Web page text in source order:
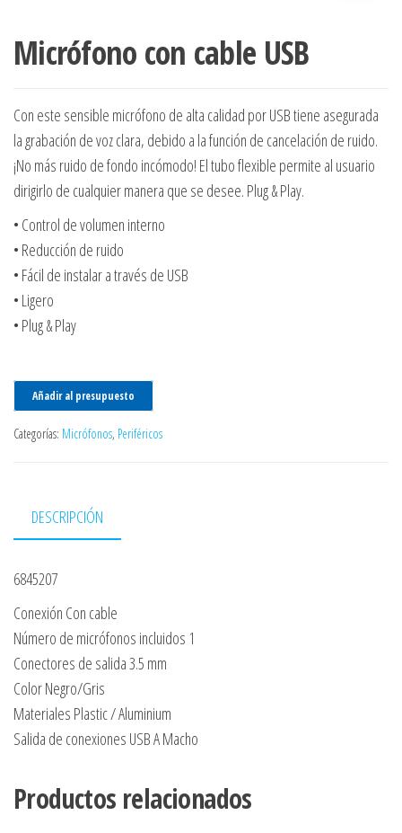
Micrófono con cable USB
Con este sensible micrófono de alta calidad por USB tiene asegurada
la grabación de voz clara, debido a la función de cancelación de ruido.
¡No más ruido de fondo incómodo! El tubo flexible permite al usuario
dirigirlo de cualquier manera que se desee. Plug & Play.
• Control de volumen interno
• Reducción de ruido
• Fácil de instalar a través de USB
• Ligero
• Plug & Play
Añadir al presupuesto
Categorías: Micrófonos, Periféricos
DESCRIPCIÓN
6845207
Conexión Con cable
Número de micrófonos incluidos 1
Conectores de salida 3.5 mm
Color Negro/Gris
Materiales Plastic / Aluminium
Salida de conexiones USB A Macho
Productos relacionados